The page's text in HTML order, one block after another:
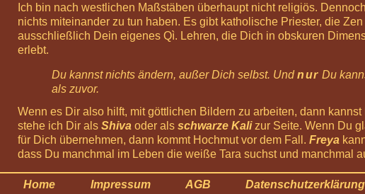
Ich bin nach westlichen Maßstäben überhaupt nicht religiös.
nichts miteinander zu tun haben. Es gibt katholische Priester, die
ausschließlich Dein eigenes Qì. Lehren, die Dich in obskuren
erlebt.
Du kannst nichts ändern, außer Dich selbst. Undnur Du
als zuvor.
Wenn es Dir also hilft, mit göttlichen Bildern zu arbeiten, dann
stehe ich Dir als Shiva oder als schwarze Kalizur Seite. Wenn Du
für Dich übernehmen, dann kommt Hochmut vor dem Fall. Freya
dass Du manchmal im Leben die weiße Tara suchst und manchmal
Home Impressum AGB Datenschutzerklärung